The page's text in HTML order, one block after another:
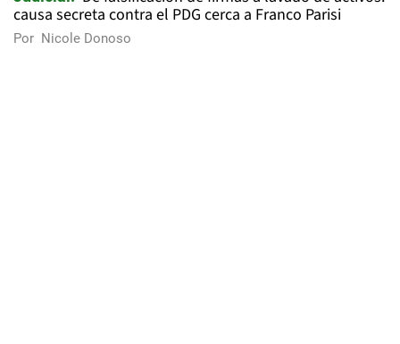
causa secreta contra el PDG cerca a Franco Parisi
Por Nicole Donoso